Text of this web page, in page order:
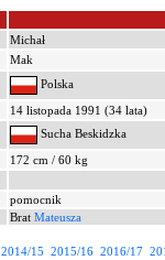
Michał
Mak
Polska
14 listopada 1991 (34 lata)
Sucha Beskidzka
172 cm / 60 kg
pomocnik
Brat Mateusza
2014/15 2015/16 2016/17